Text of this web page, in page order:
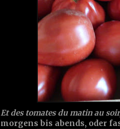
Et des tomates du matin au
morgens bis abends, oder